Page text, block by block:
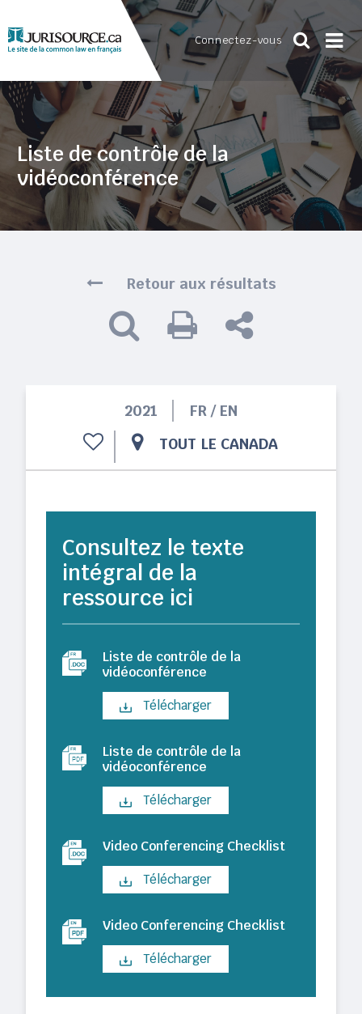
Connectez-vous
Liste de contrôle de la
vidéoconférence
Retour aux résultats
2021
FR / EN
TOUT LE CANADA
Consultez le texte
intégral de la
ressource ici
Liste de contrôle de la
vidéoconférence
Télécharger
Liste de contrôle de la
vidéoconférence
Télécharger
Video Conferencing Checklist
Télécharger
Video Conferencing Checklist
Télécharger